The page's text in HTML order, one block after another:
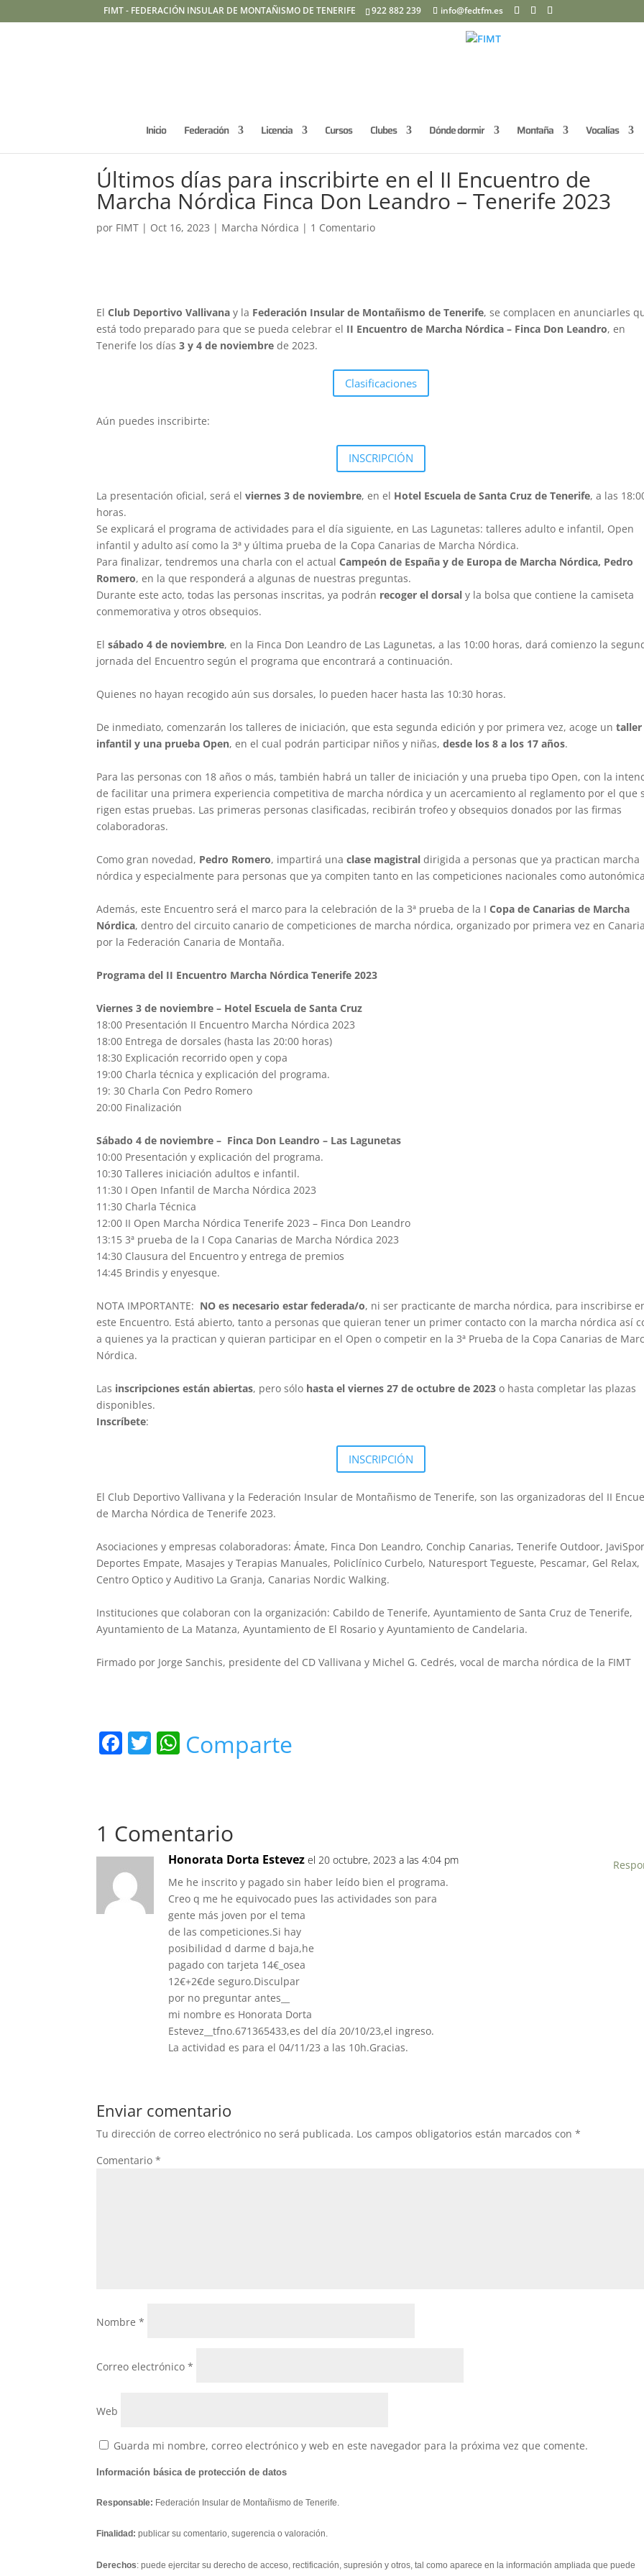
FIMT - FEDERACIÓN INSULAR DE MONTAÑISMO DE TENERIFE 922 882 239 info@fedtfm.es
Inicio Federación Licencia Cursos Clubes Dónde dormir Montaña Vocalías
Últimos días para inscribirte en el II Encuentro de
Marcha Nórdica Finca Don Leandro – Tenerife 2023
por FIMT | Oct 16, 2023 | Marcha Nórdica | 1 Comentario
ElClub Deportivo Vallivana y la Federación Insular de Montañismo de Tenerife, se complacen en anunciarles
está todo preparado para que se pueda celebrar el II Encuentro de Marcha Nórdica – Finca Don Leandro, en
Tenerife los días3 y 4 de noviembre de 2023.
Clasificaciones
Aún puedes inscribirte:
INSCRIPCIÓN
La presentación oficial, será elviernes 3 de noviembre, en el Hotel Escuela de Santa Cruz de Tenerife, a las
horas.
Se explicará el programa de actividades para el día siguiente, en Las Lagunetas: talleres adulto e infantil, Open
infantil y adulto así como la 3ª y última prueba de la Copa Canarias de Marcha Nórdica.
Para finalizar, tendremos una charla con el actualCampeón de España y de Europa de Marcha Nórdica, Pedro
Romero, en la que responderá a algunas de nuestras preguntas.
Durante este acto, todas las personas inscritas, ya podrán recoger el dorsal y la bolsa que contiene la camiseta
conmemorativa y otros obsequios.
Elsábado 4 de noviembre, en la Finca Don Leandro de Las Lagunetas, a las 10:00 horas, dará comienzo la
jornada del Encuentro según el programa que encontrará a continuación.
Quienes no hayan recogido aún sus dorsales, lo pueden hacer hasta las 10:30 horas.
De inmediato, comenzarán los talleres de iniciación, que esta segunda edición y por primera vez, acoge untaller
infantil y una prueba Open, en el cual podrán participar niños y niñas,desde los 8 a los 17 años.
Para las personas con 18 años o más, también habrá un taller de iniciación y una prueba tipo Open, con la
de facilitar una primera experiencia competitiva de marcha nórdica y un acercamiento al reglamento por el que
rigen estas pruebas. Las primeras personas clasificadas, recibirán trofeo y obsequios donados por las firmas
colaboradoras.
Como gran novedad, Pedro Romero, impartirá unaclase magistral dirigida a personas que ya practican marcha
nórdica y especialmente para personas que ya compiten tanto en las competiciones nacionales como
Además, este Encuentro será el marco para la celebración de la 3ª prueba de la ICopa de Canarias de Marcha
Nórdica, dentro del circuito canario de competiciones de marcha nórdica, organizado por primera vez en
por la Federación Canaria de Montaña.
Programa del II Encuentro Marcha Nórdica Tenerife 2023
Viernes 3 de noviembre – Hotel Escuela de Santa Cruz
18:00 Presentación II Encuentro Marcha Nórdica 2023
18:00 Entrega de dorsales (hasta las 20:00 horas)
18:30 Explicación recorrido open y copa
19:00 Charla técnica y explicación del programa.
19: 30 Charla Con Pedro Romero
20:00 Finalización
Sábado 4 de noviembre – Finca Don Leandro – Las Lagunetas
10:00 Presentación y explicación del programa.
10:30 Talleres iniciación adultos e infantil.
11:30 I Open Infantil de Marcha Nórdica 2023
11:30 Charla Técnica
12:00 II Open Marcha Nórdica Tenerife 2023 – Finca Don Leandro
13:15 3ª prueba de la I Copa Canarias de Marcha Nórdica 2023
14:30 Clausura del Encuentro y entrega de premios
14:45 Brindis y enyesque.
NOTA IMPORTANTE: NO es necesario estar federada/o, ni ser practicante de marcha nórdica, para inscribirse
este Encuentro. Está abierto, tanto a personas que quieran tener un primer contacto con la marcha nórdica así
a quienes ya la practican y quieran participar en el Open o competir en la 3ª Prueba de la Copa Canarias de
Nórdica.
Las inscripciones están abiertas, pero sólo hasta el viernes 27 de octubre de 2023 o hasta completar las plazas
disponibles.
Inscríbete:
INSCRIPCIÓN
El Club Deportivo Vallivana y la Federación Insular de Montañismo de Tenerife, son las organizadoras del II
de Marcha Nórdica de Tenerife 2023.
Asociaciones y empresas colaboradoras: Ámate, Finca Don Leandro, Conchip Canarias, Tenerife Outdoor,
Deportes Empate, Masajes y Terapias Manuales, Policlínico Curbelo, Naturesport Tegueste, Pescamar, Gel Relax,
Centro Optico y Auditivo La Granja, Canarias Nordic Walking.
Instituciones que colaboran con la organización: Cabildo de Tenerife, Ayuntamiento de Santa Cruz de Tenerife,
Ayuntamiento de La Matanza, Ayuntamiento de El Rosario y Ayuntamiento de Candelaria.
Firmado por Jorge Sanchis, presidente del CD Vallivana y Michel G. Cedrés, vocal de marcha nórdica de la FIMT
F
b
o
o
k
T W
A
p
p
Comparte
1 Comentario
Honorata Dorta Estevez el 20 octubre, 2023 a las 4:04 pm
Me he inscrito y pagado sin haber leído bien el programa.
Creo q me he equivocado pues las actividades son para
gente más joven por el tema
de las competiciones.Si hay
posibilidad d darme d baja,he
pagado con tarjeta 14€_osea
12€+2€de seguro.Disculpar
por no preguntar antes__
mi nombre es Honorata Dorta
Estevez__tfno.671365433,es del día 20/10/23,el ingreso.
La actividad es para el 04/11/23 a las 10h.Gracias.
Enviar comentario
Tu dirección de correo electrónico no será publicada. Los campos obligatorios están marcados con*
Comentario*
Nombre*
Correo electrónico*
Web
Guarda mi nombre, correo electrónico y web en este navegador para la próxima vez que comente.
Información básica de protección de datos
Responsable: Federación Insular de Montañismo de Tenerife.
Finalidad: publicar su comentario, sugerencia o valoración.
Derechos: puede ejercitar su derecho de acceso, rectificación, supresión y otros, tal como aparece en la información ampliada que puede